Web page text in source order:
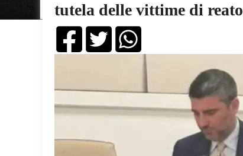
tutela delle vittime di reato